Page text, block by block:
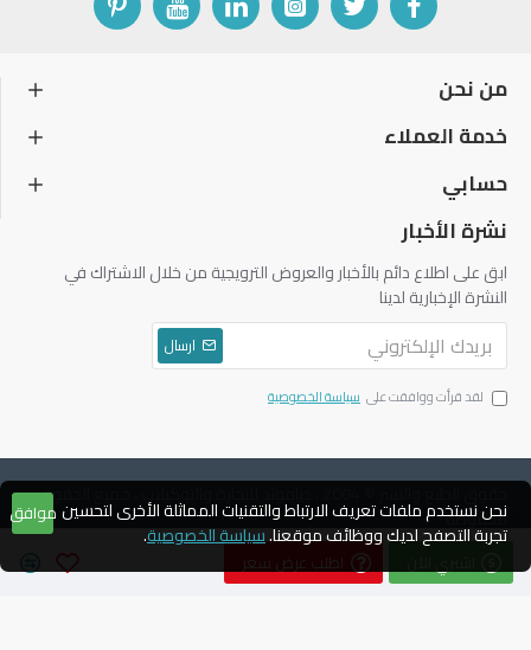
اطلب عرض سعر
من نحن
خدمة العملاء
حسابي
نشرة الأخبار
ابق على اطلاع دائم بالأخبار والعروض الترويجية من خلال الاشتراك في
النشرة الإخبارية لدينا
ارسال
لقد قرأت ووافقت على سياسة الخصوصية
حقوق الطبع والنشر © 2004 ، دياموند للتجارة والتوكيلات ، جميع الحقوق
محفوظة
موافق نحن نستخدم ملفات تعريف الارتباط والتقنيات المماثلة الأخرى لتحسين
تجربة التصفح لديك ووظائف موقعنا.سياسة الخصوصية.